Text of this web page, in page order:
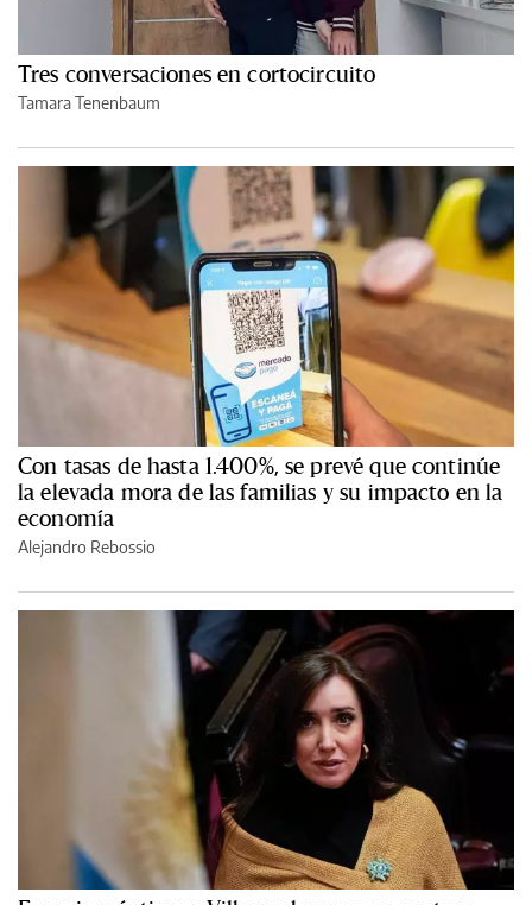
Tres conversaciones en cortocircuito
Tamara Tenenbaum
Con tasas de hasta 1.400%, se prevé que continúe
la elevada mora de las familias y su impacto en la
economía
Alejandro Rebossio